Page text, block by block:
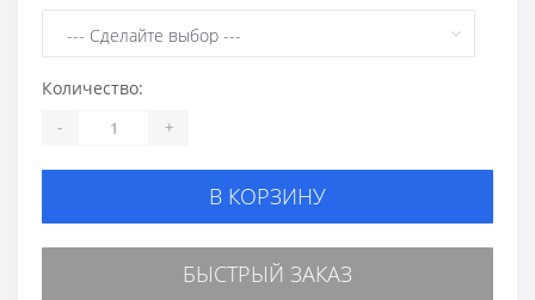
Количество:
- +
В КОРЗИНУ
БЫСТРЫЙ ЗАКАЗ